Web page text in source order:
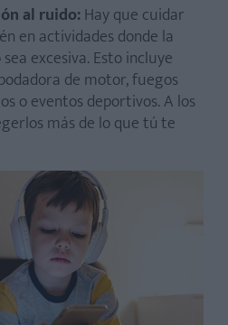
al ruido:Hay que cuidar
en actividades donde la
excesiva. Esto incluye
de motor, fuegos
o eventos deportivos. A los
más de lo que tú te